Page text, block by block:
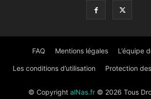
FAQ Mentions légales L’équipe
Les conditions d’utilisation Protection
© Copyright alNas.fr© 2026 Tous